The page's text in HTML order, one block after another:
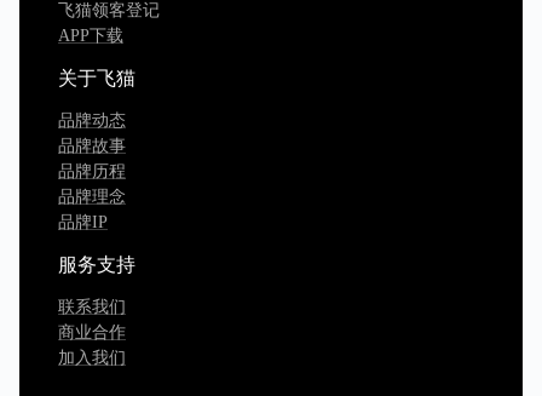
飞猫领客登记
APP下载
关于飞猫
品牌动态
品牌故事
品牌历程
品牌理念
品牌IP
服务支持
联系我们
商业合作
加入我们